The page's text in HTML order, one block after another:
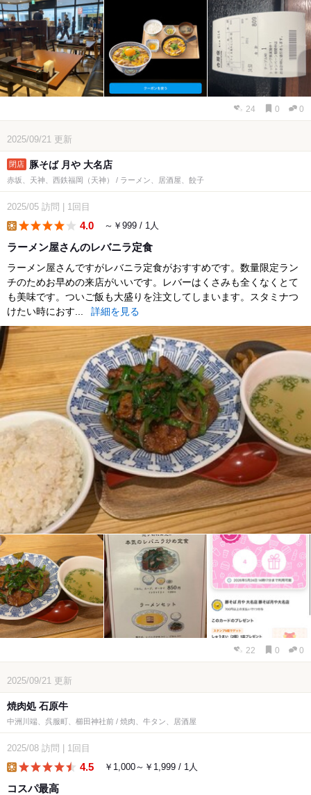
24 0 0
2025/09/21 更新
豚そば 月や 大名店
赤坂、天神、西鉄福岡（天神） / ラーメン、居酒屋、餃子
2025/05 訪問 1回目
4.0 ～￥999 / 1人
ラーメン屋さんのレバニラ定食
ラーメン屋さんですがレバニラ定食がおすすめです。数量限定ラン
チのためお早めの来店がいいです。レバーはくさみも全くなくとて
も美味です。ついご飯も大盛りを注文してしまいます。スタミナつ
けたい時におす...
詳細を見る
22 0 0
2025/09/21 更新
焼肉処 石原牛
中洲川端、呉服町、櫛田神社前 / 焼肉、牛タン、居酒屋
2025/08 訪問 1回目
4.5 ￥1,000～￥1,999 / 1人
コスパ最高